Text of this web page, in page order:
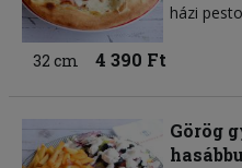
házi
32 cm 4 390 Ft
Görög